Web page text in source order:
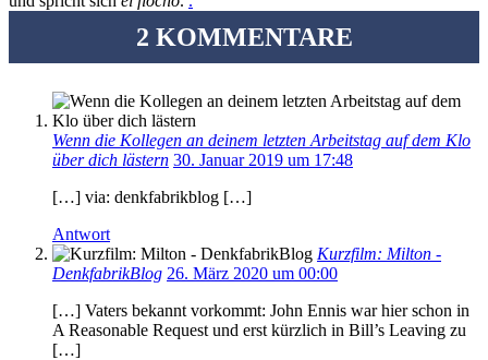
2 KOMMENTARE
Wenn die Kollegen an deinem letzten Arbeitstag auf dem Klo
über dich lästern 30. Januar 2019 um 17:48
[…] via: denkfabrikblog […]
Antwort
Kurzfilm: Milton -
DenkfabrikBlog 26. März 2020 um 00:00
[…] Vaters bekannt vorkommt: John Ennis war hier schon in
A Reasonable Request und erst kürzlich in Bill’s Leaving zu
[…]